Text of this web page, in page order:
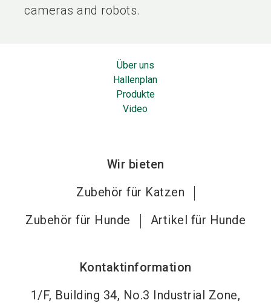
cameras and robots.
Über uns
Hallenplan
Produkte
Video
Wir bieten
Zubehör für Katzen
Zubehör für Hunde
Artikel für Hunde
Kontaktinformation
1/F, Building 34, No.3 Industrial Zone,